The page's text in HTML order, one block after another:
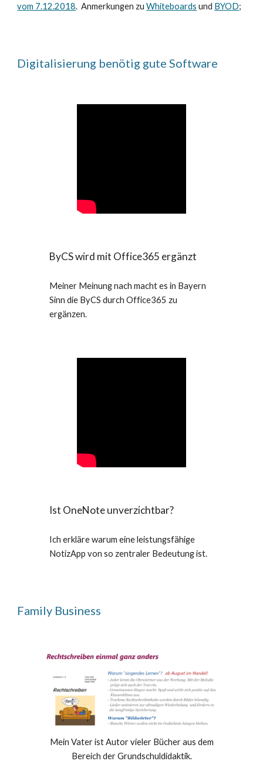
vom 7.12.2018. Anmerkungen zuWhiteboards und BYOD;
Digitalisierung benötig gute Software
ByCS wird mit Office365 ergänzt
Meiner Meinung nach macht es in Bayern
Sinn die ByCS durch Office365 zu
ergänzen.
Ist OneNote unverzichtbar?
Ich erkläre warum eine leistungsfähige
NotizApp von so zentraler Bedeutung ist.
Family Business
Mein Vater ist Autor vieler Bücher aus dem
Bereich der Grundschuldidaktik.